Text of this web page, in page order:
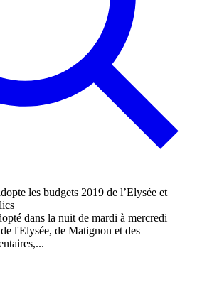
dans la nuit de mardi à mercredi
l'Elysée, de Matignon et des